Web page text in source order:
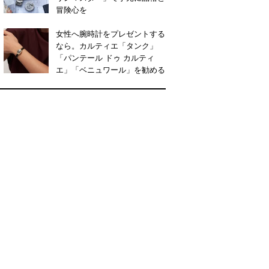
冒険心を
女性へ腕時計をプレゼントする
なら。カルティエ「タンク」
「パンテール ドゥ カルティ
エ」「ベニュワール」を勧める